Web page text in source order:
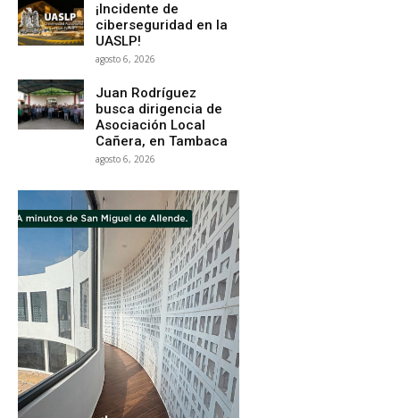
¡Incidente de
ciberseguridad en la
UASLP!
agosto 6, 2026
Juan Rodríguez
busca dirigencia de
Asociación Local
Cañera, en Tambaca
agosto 6, 2026